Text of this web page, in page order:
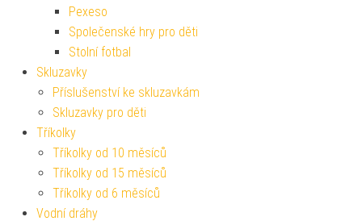
Pexeso
Společenské hry pro děti
Stolní fotbal
Skluzavky
Příslušenství ke skluzavkám
Skluzavky pro děti
Tříkolky
Tříkolky od 10 měsíců
Tříkolky od 15 měsíců
Tříkolky od 6 měsíců
Vodní dráhy